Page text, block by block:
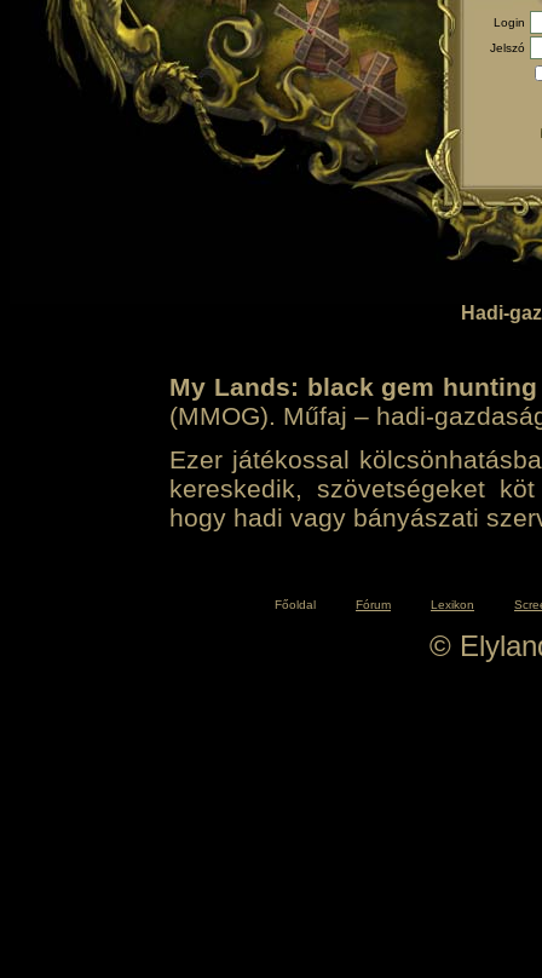
Login
Jelszó
Hadi-
My Lands: black gem hunting
(MMOG). Műfaj – hadi-
Ezer játékossal
kereskedik, szövetségeket
hogy hadi vagy bányászati
Főoldal Fórum Lexikon
©